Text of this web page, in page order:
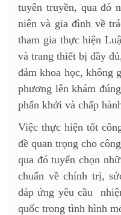
tuyên truyền, qua đó
niên và gia đình về
tham gia thực hiện
và trang thiết bị đầy
đảm khoa học, không
phương lên khám
phấn khởi và chấp
Việc thực hiện tốt
đề quan trọng cho
qua đó tuyển chọn
chuẩn về chính trị,
đáp ứng yêu cầu
quốc trong tình hình